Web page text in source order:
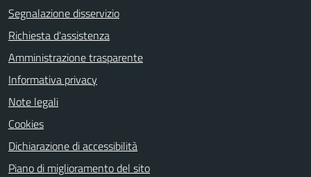
Segnalazione disservizio
Richiesta d'assistenza
Amministrazione trasparente
Informativa privacy
Note legali
Cookies
Dichiarazione di accessibilità
Piano di miglioramento del sito